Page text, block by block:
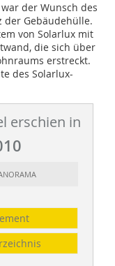
der Wunsch des
der Gebäudehülle.
von Solarlux mit
die sich über
erstreckt.
des Solarlux-
erschien in